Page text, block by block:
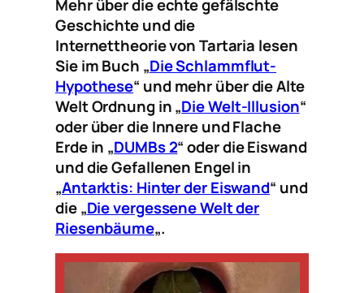
Mehr über die echte gefälschte
Geschichte und die
Internettheorie von Tartaria lesen
Sie im Buch „Die Schlammflut-
Hypothese“ und mehr über die Alte
Welt Ordnung in „Die Welt-Illusion“
oder über die Innere und Flache
Erde in „DUMBs 2“ oder die Eiswand
und die Gefallenen Engel in
„Antarktis: Hinter der Eiswand“ und
die „Die vergessene Welt der
Riesenbäume„.